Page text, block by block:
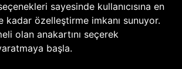
sayesinde kullanıcısına en
kadar özelleştirme imkanı sunuyor.
olan anakartını seçerek
başla.